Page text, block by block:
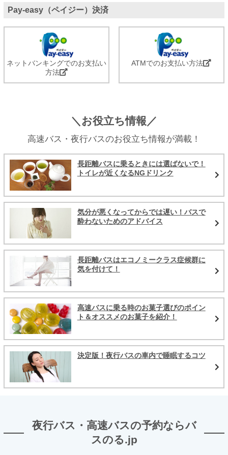
Pay-easy（ペイジー）決済
ネットバンキングでのお支払い
方法
ATMでのお支払い方法
＼お役立ち情報／
高速バス・夜行バスのお役立ち情報が満載！
長距離バスに乗るときには選ばないで！
トイレが近くなるNGドリンク
気分が悪くなってからでは遅い！バスで
酔わないためのアドバイス
長距離バスはエコノミークラス症候群に
気を付けて！
高速バスに乗る時のお菓子選びのポイン
ト＆オススメのお菓子を紹介！
決定版！夜行バスの車内で睡眠するコツ
夜行バス・高速バスの予約ならバ
スのる.jp